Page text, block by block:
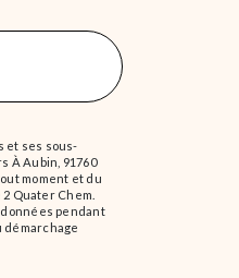
et ses sous-
À Aubin, 91760
moment et du
Quater Chem.
pendant